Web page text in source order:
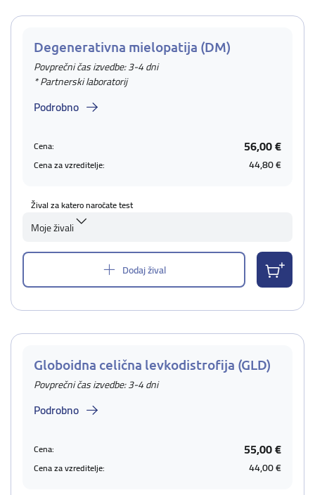
Degenerativna mielopatija (DM)
Povprečni čas izvedbe: 3-4 dni
* Partnerski laboratorij
Podrobno
Cena: 56,00 €
Cena za vzreditelje: 44,80 €
Žival za katero naročate test
Moje živali
Dodaj žival
Globoidna celična levkodistrofija (GLD)
Povprečni čas izvedbe: 3-4 dni
Podrobno
Cena: 55,00 €
Cena za vzreditelje: 44,00 €